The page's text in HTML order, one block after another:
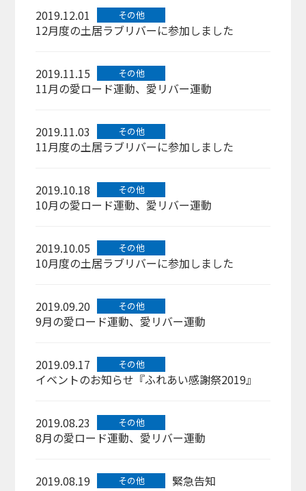
2019.12.01 その他
12月度の土居ラブリバーに参加しました
2019.11.15 その他
11月の愛ロード運動、愛リバー運動
2019.11.03 その他
11月度の土居ラブリバーに参加しました
2019.10.18 その他
10月の愛ロード運動、愛リバー運動
2019.10.05 その他
10月度の土居ラブリバーに参加しました
2019.09.20 その他
9月の愛ロード運動、愛リバー運動
2019.09.17 その他
イベントのお知らせ『ふれあい感謝祭2019』
2019.08.23 その他
8月の愛ロード運動、愛リバー運動
2019.08.19 その他 緊急告知